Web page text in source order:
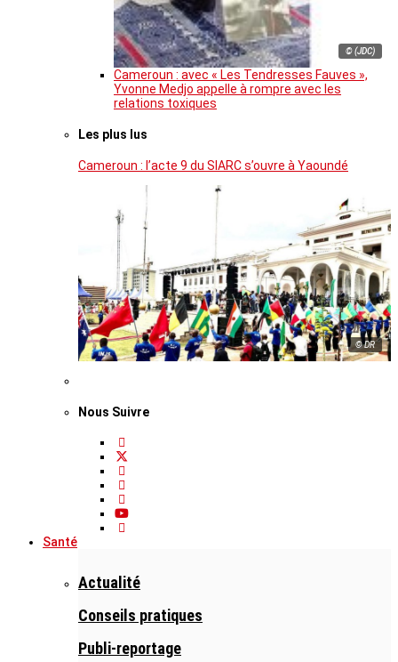
© (JDC)
Cameroun : avec « Les Tendresses Fauves »,
Yvonne Medjo appelle à rompre avec les
relations toxiques
Les plus lus
Cameroun : l’acte 9 du SIARC s’ouvre à Yaoundé
© DR
Nous Suivre
Santé
Actualité
Conseils pratiques
Publi-reportage